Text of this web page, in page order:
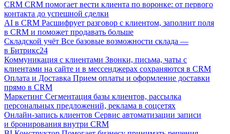
CRM CRM помогает вести клиента по воронке: от первого
контакта до успешной сделки
AI в CRM Расшифрует разговор с клиентом, заполнит поля
в CRM и поможет продавать больше
Складской учёт Все базовые возможности склада —
в Битрикс24
Коммуникация с клиентами Звонки, письма, чаты с
клиентами на сайте и в мессенджерах сохраняются в CRM
Оплата и Доставка Прием оплаты и оформление доставки
прямо в CRM
Маркетинг Сегментация базы клиентов, рассылка
персональных предложений, реклама в соцсетях
Онлайн-запись клиентов Сервис автоматизации записи
и бронирования внутри CRM